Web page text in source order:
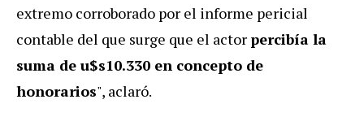
extremo corroborado por el informe pericial
contable del que surge que el actorpercibía la
suma de u$s10.330 en concepto de
honorarios", aclaró.